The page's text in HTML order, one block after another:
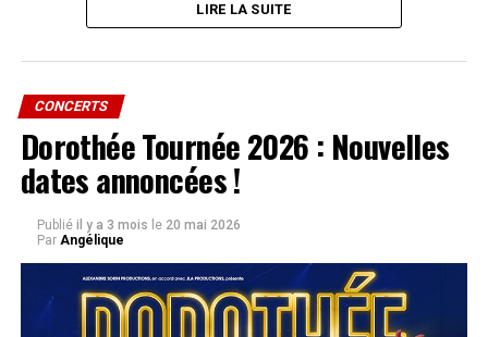
LIRE LA SUITE
CONCERTS
Dorothée Tournée 2026 : Nouvelles
dates annoncées !
Publié il y a 3 mois le 20 mai 2026
Par Angélique